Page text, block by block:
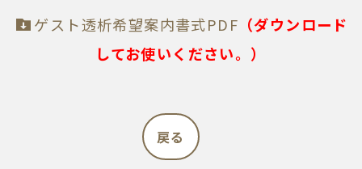
ゲスト透析希望案内書式PDF （ダウンロード
してお使いください。）
戻る